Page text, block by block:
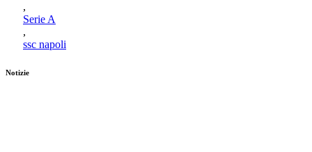
,
Serie A
,
ssc napoli
Notizie